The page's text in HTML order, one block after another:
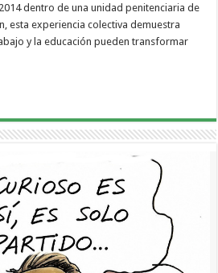
dentro de una unidad penitenciaria de
esta experiencia colectiva demuestra
y la educación pueden transformar